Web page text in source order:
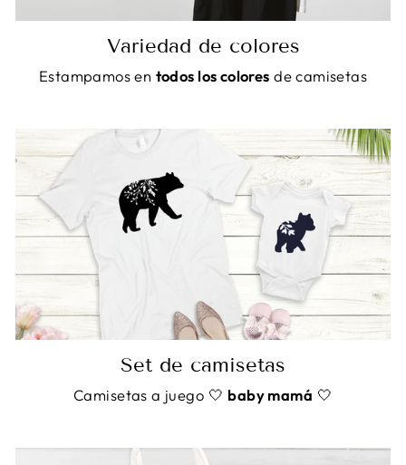
Variedad de colores
Estampamos en todos los colores de camisetas
Set de camisetas
Camisetas a juego 🤍 baby mamá 🤍